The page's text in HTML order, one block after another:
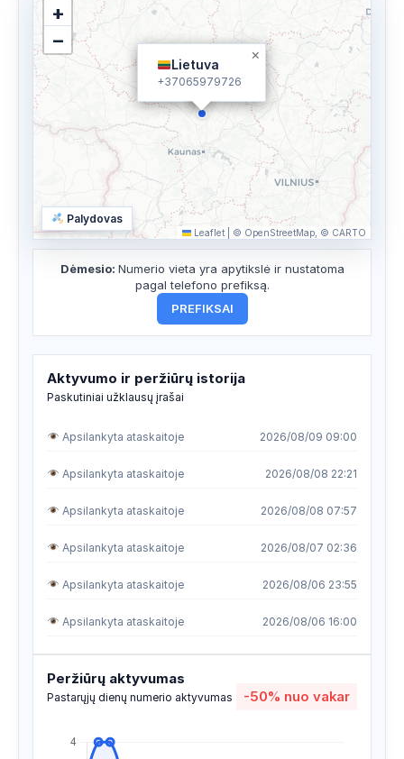
Lietuva
+37065979726
×
+
−
Leaflet © OpenStreetMap, © CARTO
Palydovas
Dėmesio: Numerio vieta yra apytikslė ir nustatoma
pagal telefono prefiksą.
PREFIKSAI
Aktyvumo ir peržiūrų istorija
Paskutiniai užklausų įrašai
Apsilankyta ataskaitoje 2026/08/09 09:00
Apsilankyta ataskaitoje 2026/08/08 22:21
Apsilankyta ataskaitoje 2026/08/08 07:57
Apsilankyta ataskaitoje 2026/08/07 02:36
Apsilankyta ataskaitoje 2026/08/06 23:55
Apsilankyta ataskaitoje 2026/08/06 16:00
Apsilankyta ataskaitoje 2026/08/04 03:28
Apsilankyta ataskaitoje 2026/08/02 02:11
Peržiūrų aktyvumas
Pastarųjų dienų numerio aktyvumas -50% nuo vakar